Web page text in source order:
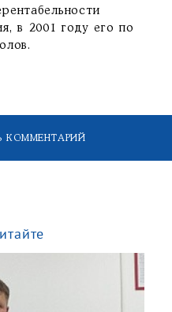
в 2001 году его по
КОММЕНТАРИЙ